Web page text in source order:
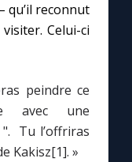
qu’il reconnut
Celui-ci
peindre ce
avec une
Tu l’offriras
Kakisz[1]. »